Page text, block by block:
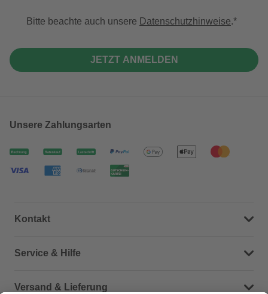
Bitte beachte auch unsere Datenschutzhinweise.
JETZT ANMELDEN
Unsere Zahlungsarten
Kontakt
Dein Kontakt zu uns
Service & Hilfe
Häufige Fragen (FAQ)
Versand & Lieferung